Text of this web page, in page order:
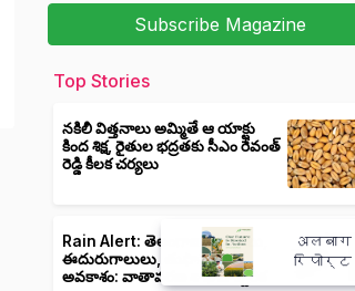
Subscribe Magazine
Top Stories
నకిలీ విత్తనాలు అమ్మితే ఆ యాక్టు
కింద శిక్ష, రైతుల భద్రతకు సీఎం రేవంత్
రెడ్డి కీలక చర్యలు
Rain Alert: తెలంగాణలో వర్షాలు,
ఈదురుగాలులు, తుఫాన్లు వచ్చే
అవకాశం: వాతావరణ శాఖ హెచ్చరిక
अलबाग